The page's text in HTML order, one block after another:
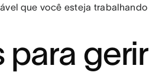
que você esteja
para